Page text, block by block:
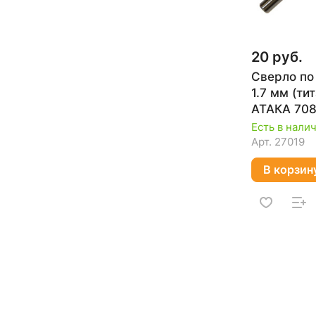
20 руб.
Сверло
1.7 мм
АТАКА
Есть в
Арт. 27019
В